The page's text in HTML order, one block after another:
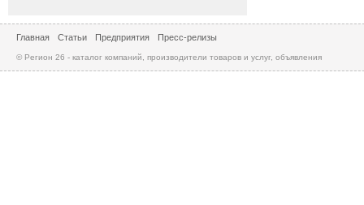
Главная Статьи Предприятия Пресс-релизы
© Регион 26 - каталог компаний, производители товаров и услуг, объявления